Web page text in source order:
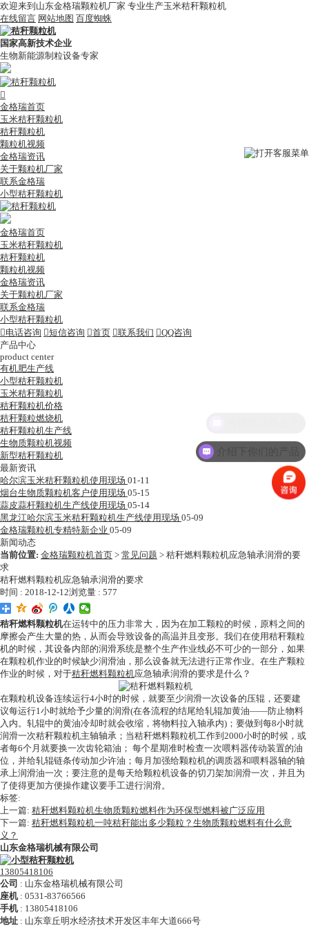
欢迎来到山东金格瑞颗粒机厂家 专业生产玉米秸秆颗粒机
在线留言 网站地图 百度蜘蛛
国家高新技术企业
生物新能源制粒设备专家

金格瑞首页
玉米秸秆颗粒机
秸秆颗粒机
颗粒机视频
金格瑞资讯
关于颗粒机厂家
联系金格瑞
小型秸秆颗粒机
金格瑞首页
玉米秸秆颗粒机
秸秆颗粒机
颗粒机视频
金格瑞资讯
关于颗粒机厂家
联系金格瑞
小型秸秆颗粒机
 电话咨询 短信咨询 首页 联系我们 QQ咨询
产品中心
product center
有机肥生产线
小型秸秆颗粒机
玉米秸秆颗粒机
秸秆颗粒机价格
秸秆颗粒燃烧机
秸秆颗粒机生产线
生物质颗粒机视频
新型秸秆颗粒机
最新资讯
哈尔滨玉米秸秆颗粒机使用现场 01-11
烟台生物质颗粒机客户使用现场 05-15
蒜皮蒜杆颗粒机生产线使用现场 05-14
黑龙江哈尔滨玉米秸秆颗粒机生产线使用现场 05-09
金格瑞颗粒机专精特新企业 05-09
新闻动态
当前位置: 金格瑞颗粒机首页 > 常见问题 > 秸秆燃料颗粒机应急轴承润滑的要
求
秸秆燃料颗粒机应急轴承润滑的要求
时间 : 2018-12-12浏览量 : 577
秸秆燃料颗粒机在运转中的压力非常大，因为在加工颗粒的时候，原料之间的
摩擦会产生大量的热，从而会导致设备的高温并且变形。我们在使用秸秆颗粒
机的时候，其设备内部的润滑系统是整个生产作业线必不可少的一部分，如果
在颗粒机作业的时候缺少润滑油，那么设备就无法进行正常作业。在生产颗粒
作业的时候，对于秸秆燃料颗粒机应急轴承润滑的要求是什么？
在颗粒机设备连续运行4小时的时候，就要至少润滑一次设备的压辊，还要建
议每运行1小时就给予少量的润滑(在各流程的结尾给轧辊加黄油——防止物料
入内。轧辊中的黄油冷却时就会收缩，将物料拉入轴承内)；要做到每8小时就
润滑一次秸秆颗粒机主轴轴承；当秸秆燃料颗粒机工作到2000小时的时候，或
者每6个月就要换一次齿轮箱油； 每个星期准时检查一次喂料器传动装置的油
位，并给轧辊链条传动加少许油；每月加强给颗粒机的调质器和喂料器轴的轴
承上润滑油一次；要注意的是每天给颗粒机设备的切刀架加润滑一次，并且为
了使得更加方便操作建议要手工进行润滑。
标签:
上一篇: 秸秆燃料颗粒机生物质颗粒燃料作为环保型燃料被广泛应用
下一篇: 秸秆燃料颗粒机一吨秸秆能出多少颗粒？生物质颗粒燃料有什么意
义？
山东金格瑞机械有限公司
13805418106
公司 : 山东金格瑞机械有限公司
座机: 0531-83766566
手机: 13805418106
地址 : 山东章丘明水经济技术开发区丰年大道666号